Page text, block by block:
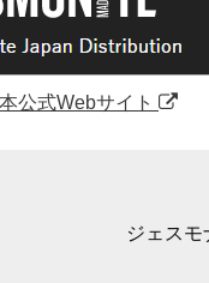
公式Webサイト
ジェス